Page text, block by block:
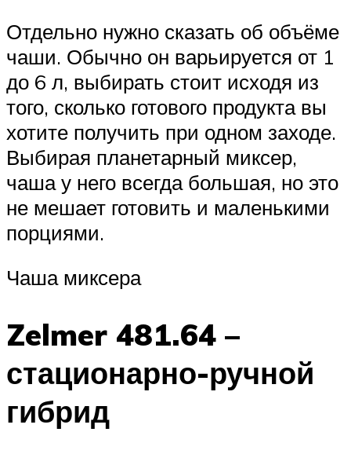
Отдельно нужно сказать об объёме
чаши. Обычно он варьируется от 1
до 6 л, выбирать стоит исходя из
того, сколько готового продукта вы
хотите получить при одном заходе.
Выбирая планетарный миксер,
чаша у него всегда большая, но это
не мешает готовить и маленькими
порциями.
Чаша миксера
Zelmer 481.64 –
стационарно-ручной
гибрид